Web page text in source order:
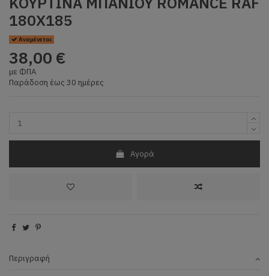
180X185
Αναμένεται
38,00 €
με ΦΠΑ
Παράδοση έως 30 ημέρες
Αγορά
Περιγραφή